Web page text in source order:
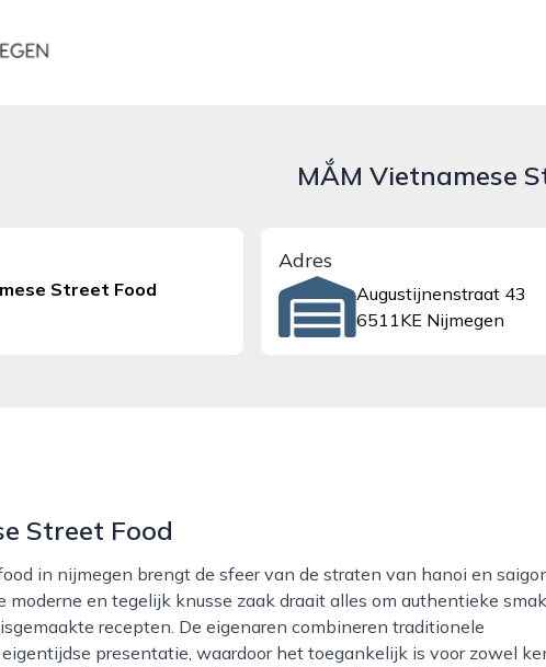
MẮM Vietnamese
Street Food
Adres
Augustijnenstraat 43
6511KE Nijmegen
Street Food
moderne en tegelijk knusse zaak draait alles om authentieke
recepten. De eigenaren combineren traditionele
presentatie, waardoor het toegankelijk is voor zowel